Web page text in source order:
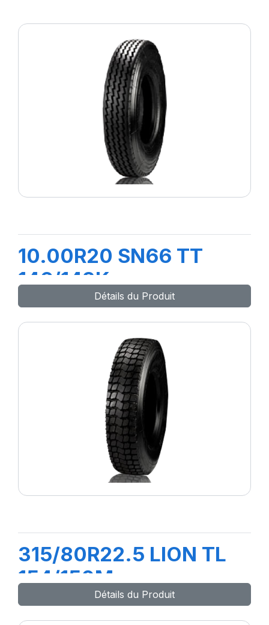
10.00R20 SN66 TT
146/143K
Détails du Produit
315/80R22.5 LION TL
154/150M
Détails du Produit